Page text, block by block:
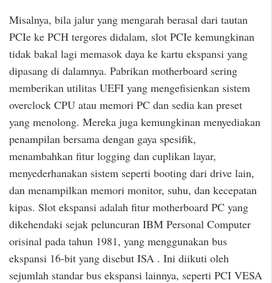
Misalnya, bila jalur yang mengarah berasal dari tautan
PCIe ke PCH tergores didalam, slot PCIe kemungkinan
tidak bakal lagi memasok daya ke kartu ekspansi yang
dipasang di dalamnya. Pabrikan motherboard sering
memberikan utilitas UEFI yang mengefisienkan sistem
overclock CPU atau memori PC dan sedia kan preset
yang menolong. Mereka juga kemungkinan menyediakan
penampilan bersama dengan gaya spesifik,
menambahkan fitur logging dan cuplikan layar,
menyederhanakan sistem seperti booting dari drive lain,
dan menampilkan memori monitor, suhu, dan kecepatan
kipas. Slot ekspansi adalah fitur motherboard PC yang
dikehendaki sejak peluncuran IBM Personal Computer
orisinal pada tahun 1981, yang menggunakan bus
ekspansi 16-bit yang disebut ISA . Ini diikuti oleh
sejumlah standar bus ekspansi lainnya, seperti PCI VESA